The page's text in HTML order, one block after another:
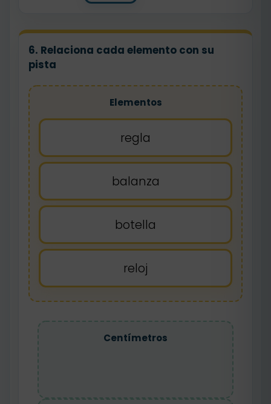
6. Relaciona cada elemento con su
pista
Elementos
regla
balanza
botella
reloj
Centímetros